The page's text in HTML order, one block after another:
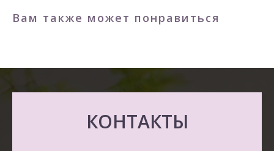
Вам также может понравиться
КОНТАКТЫ